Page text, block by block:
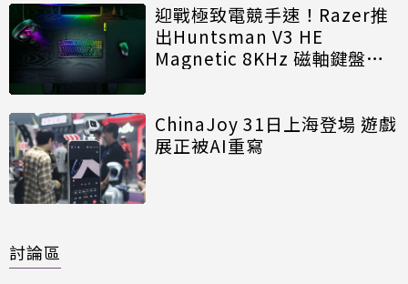
迎戰極致電競手速！Razer推
出Huntsman V3 HE
Magnetic 8KHz 磁軸鍵盤效
ChinaJoy 31日上海登場 遊戲
展正被AI重寫
討論區